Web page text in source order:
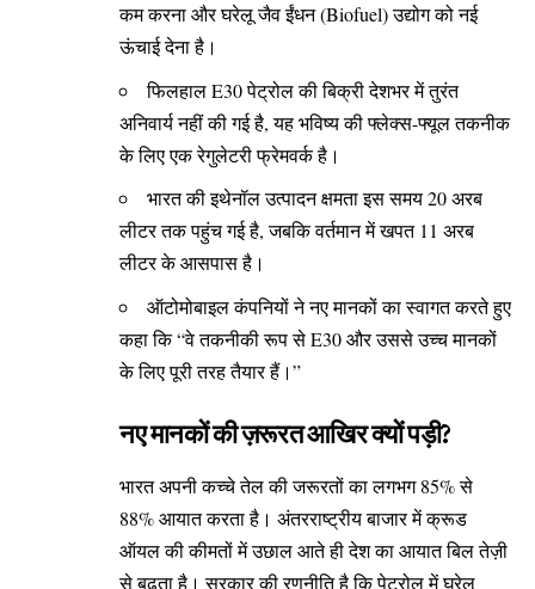
कम करना और घरेलू जैव ईंधन (Biofuel) उद्योग को नई
ऊंचाई देना है।
फिलहाल E30 पेट्रोल की बिक्री देशभर में तुरंत
अनिवार्य नहीं की गई है, यह भविष्य की फ्लेक्स-फ्यूल तकनीक
के लिए एक रेगुलेटरी फ्रेमवर्क है।
भारत की इथेनॉल उत्पादन क्षमता इस समय 20 अरब
लीटर तक पहुंच गई है, जबकि वर्तमान में खपत 11 अरब
लीटर के आसपास है।
ऑटोमोबाइल कंपनियों ने नए मानकों का स्वागत करते हुए
कहा कि “वे तकनीकी रूप से E30 और उससे उच्च मानकों
के लिए पूरी तरह तैयार हैं।”
नए मानकों की ज़रूरत आखिर क्यों पड़ी?
भारत अपनी कच्चे तेल की जरूरतों का लगभग 85% से
88% आयात करता है। अंतरराष्ट्रीय बाजार में क्रूड
ऑयल की कीमतों में उछाल आते ही देश का आयात बिल तेज़ी
से बढ़ता है। सरकार की रणनीति है कि पेट्रोल में घरेलू